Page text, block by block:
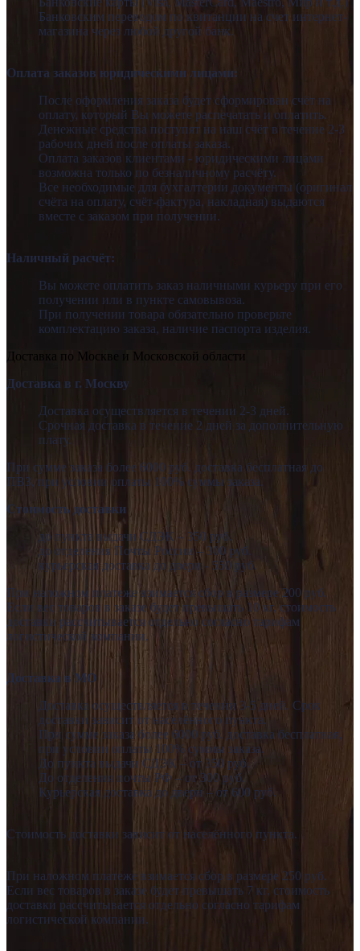
Банковским переводом по квитанции на счет интернет-
магазина через любой другой банк.
Оплата заказов юридическими лицами:
После оформления заказа будет сформирован счёт на
оплату, который Вы можете распечатать и оплатить.
Денежные средства поступят на наш счёт в течение 2-3
рабочих дней после оплаты заказа.
Оплата заказов клиентами - юридическими лицами
возможна только по безналичному расчёту.
Все необходимые для бухгалтерии документы (оригинал
счёта на оплату, счёт-фактура, накладная) выдаются
вместе с заказом при получении.
Наличный расчёт:
Вы можете оплатить заказ наличными курьеру при его
получении или в пункте самовывоза.
При получении товара обязательно проверьте
комплектацию заказа, наличие паспорта изделия.
Доставка по Москве и Московской области
Доставка в г. Москву
Доставка осуществляется в течении 2-3 дней.
Срочная доставка в течение 2 дней за дополнительную
плату.
При сумме заказа более 6000 руб. доставка бесплатная до
ПВЗ, при условии оплаты 100% суммы заказа.
Стоимость доставки
до пункта выдачи СДЭК – 350 руб.
до отделения Почты России – 300 руб.
курьерская доставка до двери - 550 руб.
При наложном платеже взимается сбор в размере 200 руб.
Если вес товаров в заказе будет превышать 10 кг, стоимость
доставки рассчитывается отдельно согласно тарифам
логистической компании.
Доставка в МО
Доставка осуществляется в течении 3-5 дней. Срок
доставки зависит от населённого пункта.
При сумме заказа более 6000 руб. доставка бесплатная,
при условии оплаты 100% суммы заказа.
До пункта выдачи СДЭК – от 350 руб.
До отделения почты РФ – от 300 руб.
Курьерская доставка до двери – от 600 руб.
Стоимость доставки зависит от населённого пункта.
При наложном платеже взимается сбор в размере 250 руб.
Если вес товаров в заказе будет превышать 7 кг, стоимость
доставки рассчитывается отдельно согласно тарифам
логистической компании.